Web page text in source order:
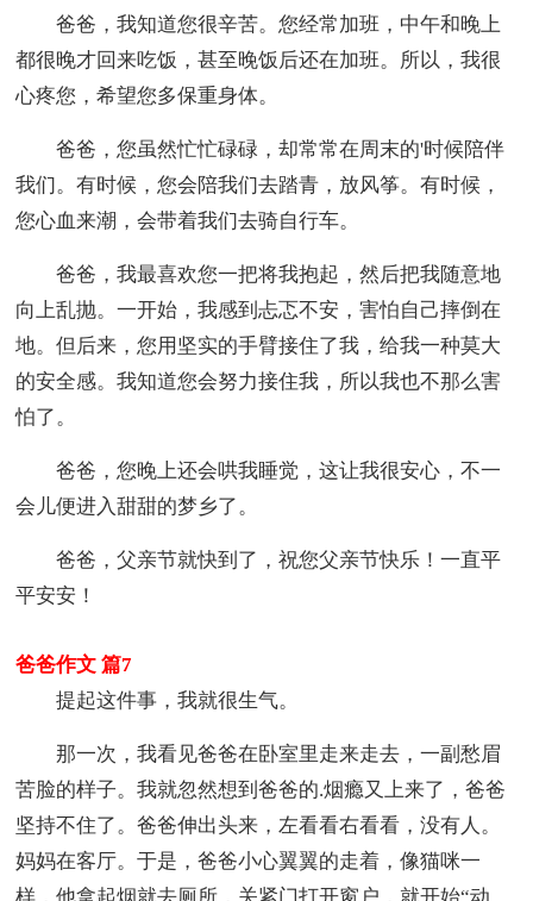
爸爸，我知道您很辛苦。您经常加班，中午和晚上
都很晚才回来吃饭，甚至晚饭后还在加班。所以，我很
心疼您，希望您多保重身体。
爸爸，您虽然忙忙碌碌，却常常在周末的'时候陪伴
我们。有时候，您会陪我们去踏青，放风筝。有时候，
您心血来潮，会带着我们去骑自行车。
爸爸，我最喜欢您一把将我抱起，然后把我随意地
向上乱抛。一开始，我感到忐忑不安，害怕自己摔倒在
地。但后来，您用坚实的手臂接住了我，给我一种莫大
的安全感。我知道您会努力接住我，所以我也不那么害
怕了。
爸爸，您晚上还会哄我睡觉，这让我很安心，不一
会儿便进入甜甜的梦乡了。
爸爸，父亲节就快到了，祝您父亲节快乐！一直平
平安安！
爸爸作文 篇7
提起这件事，我就很生气。
那一次，我看见爸爸在卧室里走来走去，一副愁眉
苦脸的样子。我就忽然想到爸爸的.烟瘾又上来了，爸爸
坚持不住了。爸爸伸出头来，左看看右看看，没有人。
妈妈在客厅。于是，爸爸小心翼翼的走着，像猫咪一